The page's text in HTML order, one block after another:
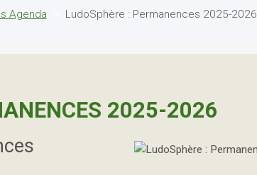
Agenda LudoSphère : Permanences 2025-2026
2025-2026